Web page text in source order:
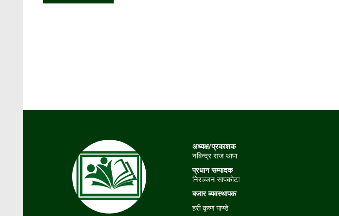
अध्यक्ष/प्रकाशक
नबिन्द्र राज थापा
प्रधान सम्पादक
निरञ्जन सापकोटा
बजारब्यवस्थापक
हरी कृष्ण पाण्डे